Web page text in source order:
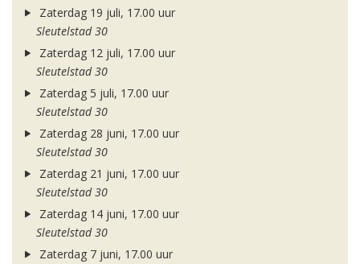
Zaterdag 19 juli, 17.00 uur
Sleutelstad 30
Zaterdag 12 juli, 17.00 uur
Sleutelstad 30
Zaterdag 5 juli, 17.00 uur
Sleutelstad 30
Zaterdag 28 juni, 17.00 uur
Sleutelstad 30
Zaterdag 21 juni, 17.00 uur
Sleutelstad 30
Zaterdag 14 juni, 17.00 uur
Sleutelstad 30
Zaterdag 7 juni, 17.00 uur